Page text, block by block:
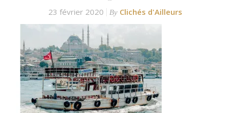
23 février 2020 By Clichés d'Ailleurs